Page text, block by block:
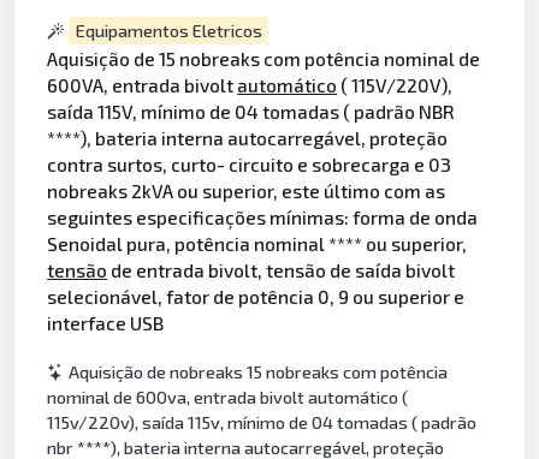
Equipamentos Eletricos
Aquisição de 15 nobreaks com potência nominal de
600VA, entrada bivolt automático ( 115V/220V),
saída 115V, mínimo de 04 tomadas ( padrão NBR
****), bateria interna autocarregável, proteção
contra surtos, curto- circuito e sobrecarga e 03
nobreaks 2kVA ou superior, este último com as
seguintes especificações mínimas: forma de onda
Senoidal pura, potência nominal **** ou superior,
tensão de entrada bivolt, tensão de saída bivolt
selecionável, fator de potência 0, 9 ou superior e
interface USB
Aquisição de nobreaks 15 nobreaks com potência
nominal de 600va, entrada bivolt automático (
115v/220v), saída 115v, mínimo de 04 tomadas ( padrão
nbr ****), bateria interna autocarregável, proteção